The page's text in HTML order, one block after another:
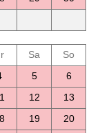
Sa
So
5
6
12
13
19
20